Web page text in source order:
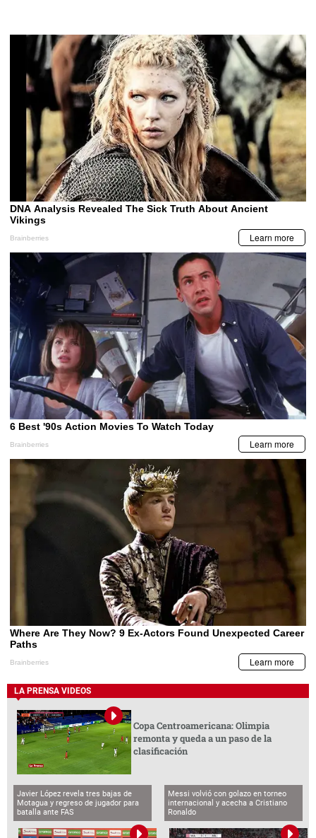
LA PRENSA VIDEOS
Copa Centroamericana: Olimpia
remonta y queda a un paso de la
clasificación
Javier López revela tres bajas de
Motagua y regreso de jugador para
batalla ante FAS
Messi volvió con golazo en torneo
internacional y acecha a Cristiano
Ronaldo